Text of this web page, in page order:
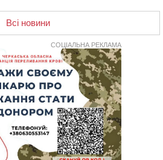
до кінця року
право оренди земельних
переданих іноземцем
і дві педагогині з області
Global Teacher Prize Ukraine 2026
та нові знайомства: у Черкасах
табору для людей поважного
мати хворого на
із Драбівщини просить
на дороговартісні ліки
Всі новини
СОЦІАЛЬНА РЕКЛАМА